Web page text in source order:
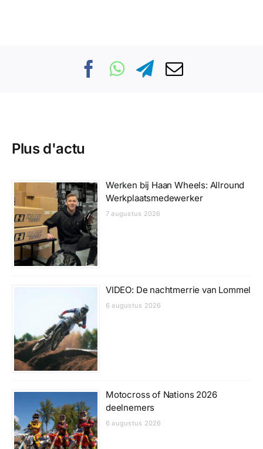
Plus d'actu
Werken bij Haan Wheels: Allround
Werkplaatsmedewerker
7 augustus 2026
VIDEO: De nachtmerrie van Lommel
6 augustus 2026
Motocross of Nations 2026
deelnemers
6 augustus 2026